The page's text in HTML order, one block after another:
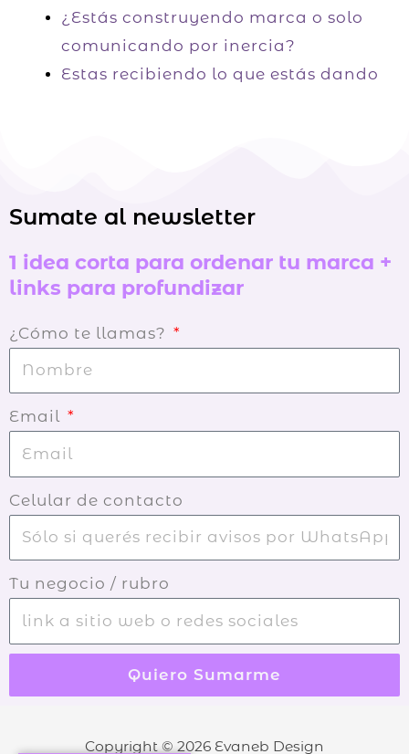
¿Estás construyendo marca o solo
comunicando por inercia?
Estas recibiendo lo que estás dando
Sumate al newsletter
1 idea corta para ordenar tu marca +
links para profundizar
¿Cómo te llamas?
Email
Celular de contacto
Tu negocio / rubro
Quiero Sumarme
Copyright © 2026 Evaneb Design